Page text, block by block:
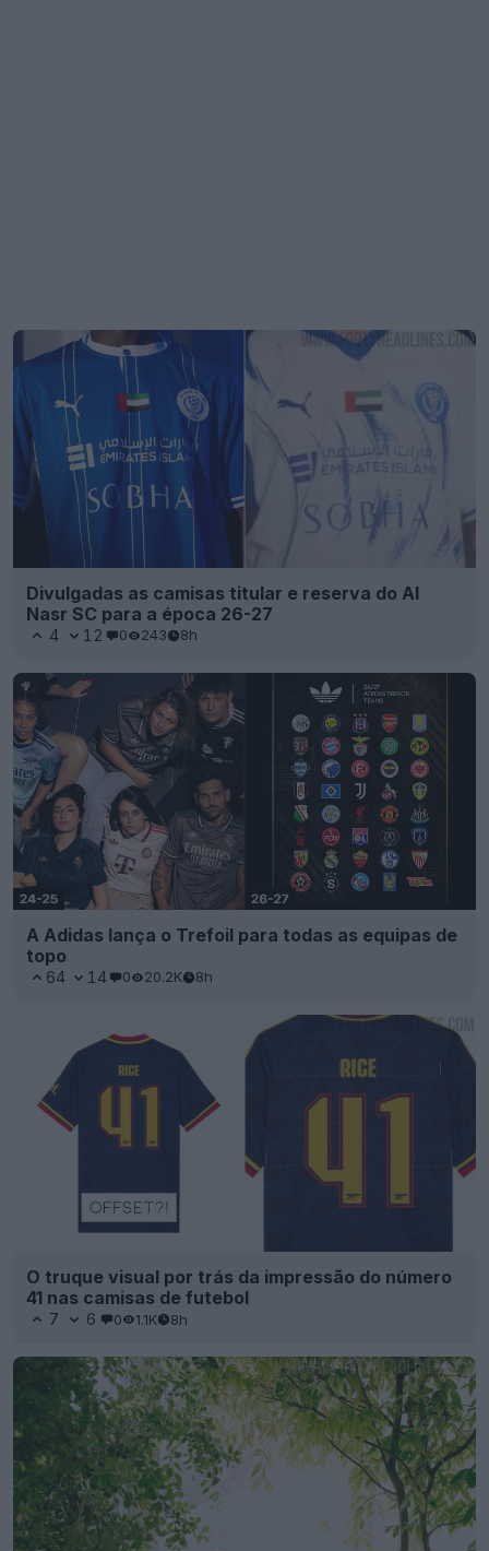
Divulgadas as camisas titular e reserva do Al
Nasr SC para a época 26-27
4 12 0 243 8h
A Adidas lança o Trefoil para todas as equipas de
topo
64 14 0 20.2K 8h
O truque visual por trás da impressão do número
41 nas camisas de futebol
7 6 0 1.1K 8h